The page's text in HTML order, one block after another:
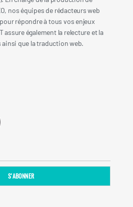
nos équipes de rédacteurs web
répondre à tous vos enjeux
assure également la relecture et la
que la traduction web.